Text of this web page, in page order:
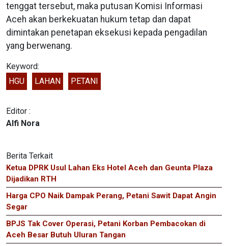
tenggat tersebut, maka putusan Komisi Informasi
Aceh akan berkekuatan hukum tetap dan dapat
dimintakan penetapan eksekusi kepada pengadilan
yang berwenang.
Keyword:
HGU
LAHAN PETANI
Editor :
Alfi Nora
Berita Terkait
Ketua DPRK Usul Lahan Eks Hotel Aceh dan Geunta Plaza
Dijadikan RTH
Harga CPO Naik Dampak Perang, Petani Sawit Dapat Angin
Segar
BPJS Tak Cover Operasi, Petani Korban Pembacokan di
Aceh Besar Butuh Uluran Tangan